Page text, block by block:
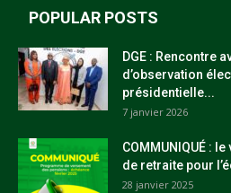
POPULAR POSTS
DGE : Rencontre
d’observation
présidentielle...
7 janvier 2026
COMMUNIQUÉ :
de retraite pour
28 janvier 2025